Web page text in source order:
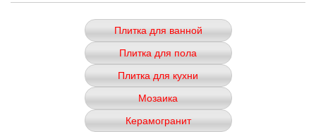
Плитка для ванной
Плитка для пола
Плитка для кухни
Мозаика
Керамогранит